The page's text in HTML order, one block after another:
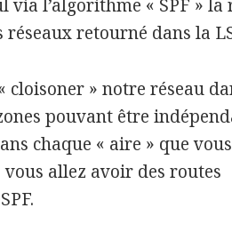
via l’algorithme « SPF » la
retourné dans la
» notre réseau
pouvant être
chaque « aire » que
allez avoir des routes